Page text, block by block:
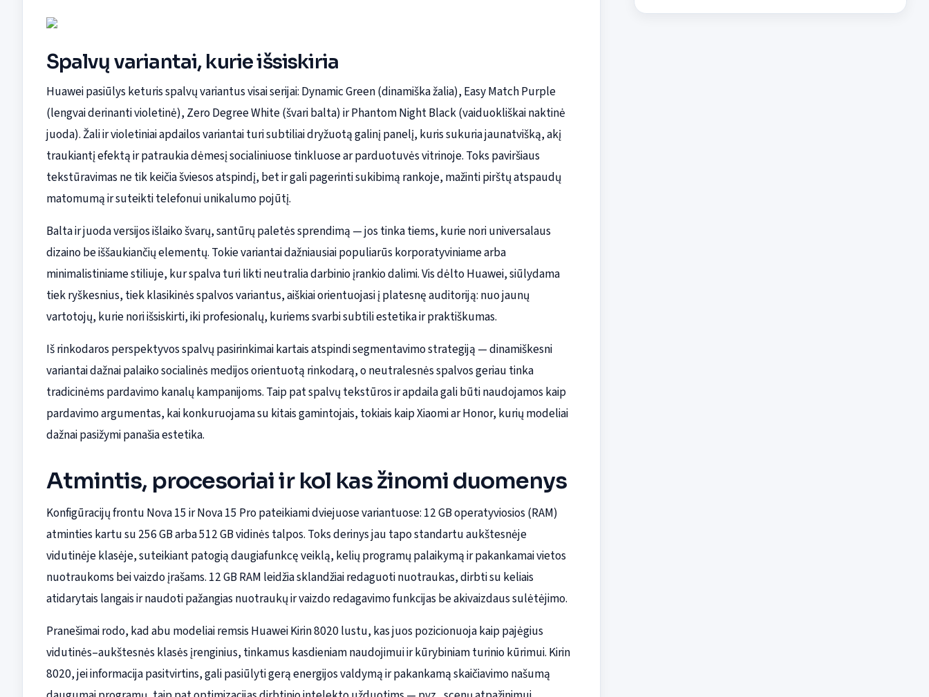
Spalvų variantai, kurie išsiskiria
Huawei pasiūlys keturis spalvų variantus visai serijai: Dynamic Green (dinamiška žalia), Easy Match Purple
(lengvai derinanti violetinė), Zero Degree White (švari balta) ir Phantom Night Black (vaiduokliškai naktinė
juoda). Žali ir violetiniai apdailos variantai turi subtiliai dryžuotą galinį panelį, kuris sukuria jaunatvišką, akį
traukiantį efektą ir patraukia dėmesį socialiniuose tinkluose ar parduotuvės vitrinoje. Toks paviršiaus
tekstūravimas ne tik keičia šviesos atspindį, bet ir gali pagerinti sukibimą rankoje, mažinti pirštų atspaudų
matomumą ir suteikti telefonui unikalumo pojūtį.
Balta ir juoda versijos išlaiko švarų, santūrų paletės sprendimą — jos tinka tiems, kurie nori universalaus
dizaino be iššaukiančių elementų. Tokie variantai dažniausiai populiarūs korporatyviniame arba
minimalistiniame stiliuje, kur spalva turi likti neutralia darbinio įrankio dalimi. Vis dėlto Huawei, siūlydama
tiek ryškesnius, tiek klasikinės spalvos variantus, aiškiai orientuojasi į platesnę auditoriją: nuo jaunų
vartotojų, kurie nori išsiskirti, iki profesionalų, kuriems svarbi subtili estetika ir praktiškumas.
Iš rinkodaros perspektyvos spalvų pasirinkimai kartais atspindi segmentavimo strategiją — dinamiškesni
variantai dažnai palaiko socialinės medijos orientuotą rinkodarą, o neutralesnės spalvos geriau tinka
tradicinėms pardavimo kanalų kampanijoms. Taip pat spalvų tekstūros ir apdaila gali būti naudojamos kaip
pardavimo argumentas, kai konkuruojama su kitais gamintojais, tokiais kaip Xiaomi ar Honor, kurių modeliai
dažnai pasižymi panašia estetika.
Atmintis, procesoriai ir kol kas žinomi duomenys
Konfigūracijų frontu Nova 15 ir Nova 15 Pro pateikiami dviejuose variantuose: 12 GB operatyviosios (RAM)
atminties kartu su 256 GB arba 512 GB vidinės talpos. Toks derinys jau tapo standartu aukštesnėje
vidutinėje klasėje, suteikiant patogią daugiafunkcę veiklą, kelių programų palaikymą ir pakankamai vietos
nuotraukoms bei vaizdo įrašams. 12 GB RAM leidžia sklandžiai redaguoti nuotraukas, dirbti su keliais
atidarytais langais ir naudoti pažangias nuotraukų ir vaizdo redagavimo funkcijas be akivaizdaus sulėtėjimo.
Pranešimai rodo, kad abu modeliai remsis Huawei Kirin 8020 lustu, kas juos pozicionuoja kaip pajėgius
vidutinės–aukštesnės klasės įrenginius, tinkamus kasdieniam naudojimui ir kūrybiniam turinio kūrimui. Kirin
8020, jei informacija pasitvirtins, gali pasiūlyti gerą energijos valdymą ir pakankamą skaičiavimo našumą